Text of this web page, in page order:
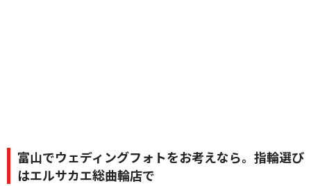
富山でウェディングフォトをお考えなら。指輪選び
はエルサカエ総曲輪店で